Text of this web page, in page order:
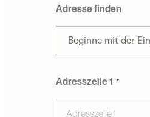
Adresse finden
Beginne mit der
Adresszeile 1